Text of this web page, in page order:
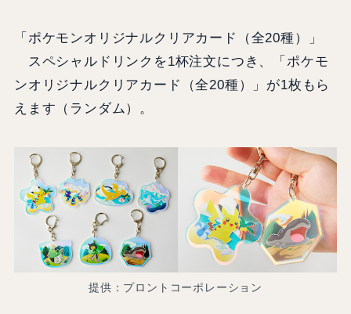
「ポケモンオリジナルクリアカード（全20種）」
スペシャルドリンクを1杯注文につき、「ポケモ
ンオリジナルクリアカード（全20種）」が1枚もら
えます（ランダム）。
提供：プロントコーポレーション